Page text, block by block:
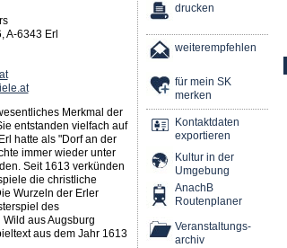
,A-6343 Erl
Merkmal der
entstanden vielfach auf
hatte als "Dorf an der
immer wieder unter
Seit 1613 verkünden
die christliche
Wurzeln der Erler
des
aus Augsburg
aus dem Jahr 1613
drucken
weiterempfehlen
für mein SK
merken
Kontaktdaten
exportieren
Kultur in der
Umgebung
AnachB
Routenplaner
Veranstaltungs-
archiv